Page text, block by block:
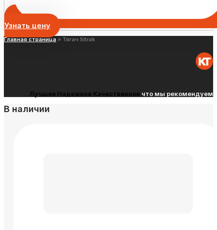
Узнать цену
Главная страница » Тягач Sitrak
Лучшее Надежное Качественное что мы рекомендуем
В наличии